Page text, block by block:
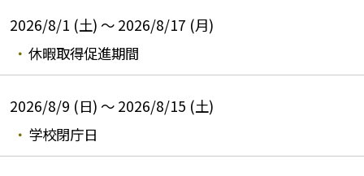
2026/8/1 (土) ～ 2026/8/17 (月)
休暇取得促進期間
2026/8/9 (日) ～ 2026/8/15 (土)
学校閉庁日